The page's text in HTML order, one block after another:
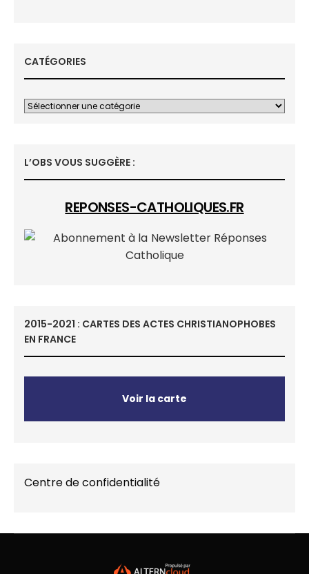
CATÉGORIES
L’OBS VOUS SUGGÈRE :
REPONSES-CATHOLIQUES.FR
2015-2021 : CARTES DES ACTES CHRISTIANOPHOBES
EN FRANCE
Voir la carte
Centre de confidentialité